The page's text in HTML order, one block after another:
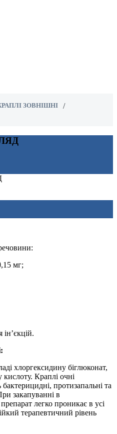
ЗОВНІШНІ
мг;
хлоргексидину біглюконат,
Краплі очні
протизапальні та
закапуванні в
легко проникає в усі
терапевтичний рівень